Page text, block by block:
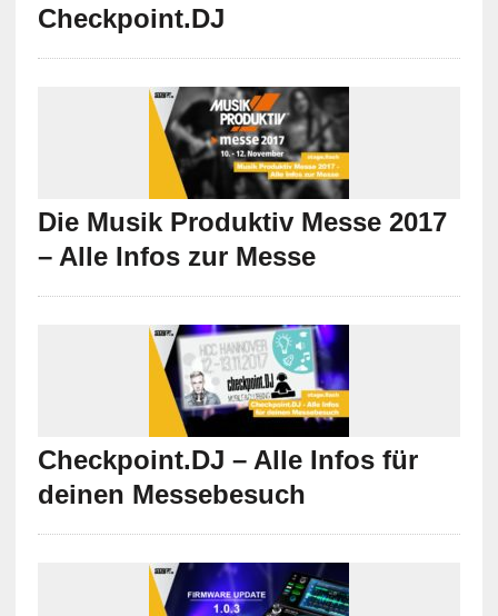
Checkpoint.DJ
Die Musik Produktiv Messe 2017
– Alle Infos zur Messe
Checkpoint.DJ – Alle Infos für
deinen Messebesuch